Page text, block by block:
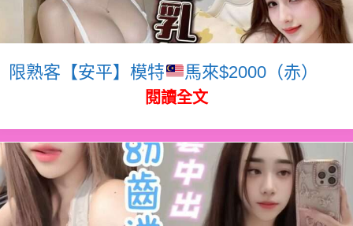
限熟客【安平】模特 馬來$2000（赤）
閱讀全文